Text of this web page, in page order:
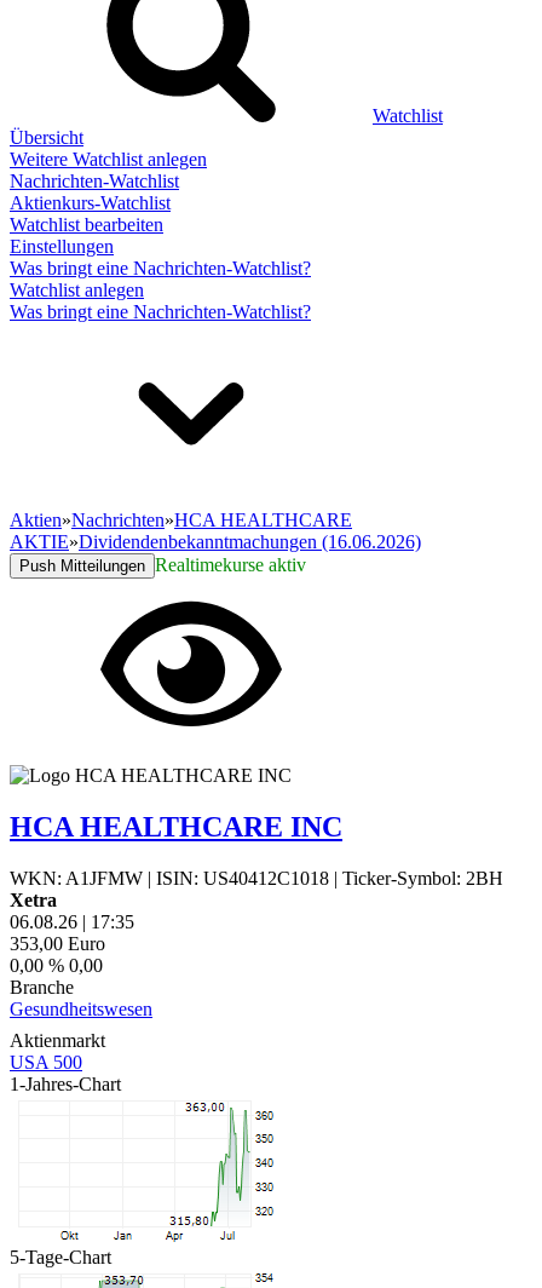
Watchlist
Übersicht
Weitere Watchlist anlegen
Nachrichten-Watchlist
Aktienkurs-Watchlist
Watchlist bearbeiten
Einstellungen
Was bringt eine Nachrichten-Watchlist?
Watchlist anlegen
Was bringt eine Nachrichten-Watchlist?
Aktien»Nachrichten»HCA HEALTHCARE
AKTIE»Dividendenbekanntmachungen (16.06.2026)
Push Mitteilungen Realtimekurse aktiv
HCA HEALTHCARE INC
WKN: A1JFMW | ISIN: US40412C1018 | Ticker-Symbol: 2BH
Xetra
06.08.26 | 17:35
353,00 Euro
0,00 % 0,00
Branche
Gesundheitswesen
Aktienmarkt
USA 500
1-Jahres-Chart
5-Tage-Chart